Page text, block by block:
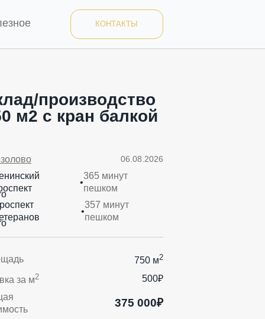
КОНТАКТЫ
производство
м2 с кран балкой
06.08.2026
•
365 минут
пешком
•
357 минут
пешком
750 м2
за м2
500₽
375 000₽